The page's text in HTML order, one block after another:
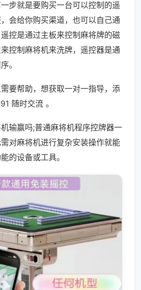
步就是要购买一台可以控制的遥
会给你购买渠道，也可以自己通
控是通过主板来控制麻将牌的磁
控制麻将机来洗牌，遥控器是通
。
要帮助，想获取一对一指导，添
随时交流 。
输赢吗;普通麻将机程序控牌器一
对麻将机进行复杂安装操作就能
的设备或工具。